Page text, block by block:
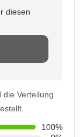
diesen
die Verteilung
100%